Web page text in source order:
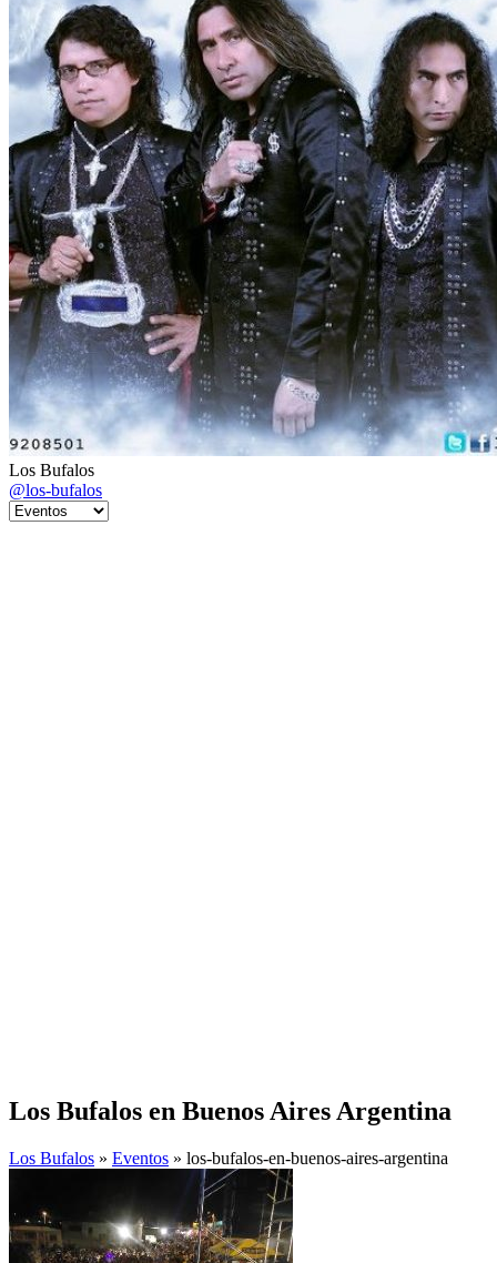
Los Bufalos
@los-bufalos
Los Bufalos en Buenos Aires Argentina
Los Bufalos » Eventos » los-bufalos-en-buenos-aires-argentina